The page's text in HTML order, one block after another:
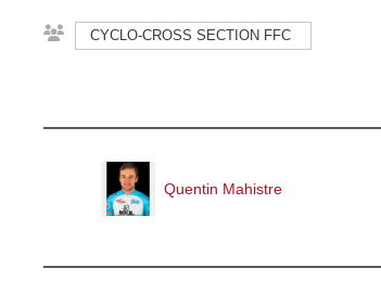
CYCLO-CROSS SECTION FFC
Quentin Mahistre